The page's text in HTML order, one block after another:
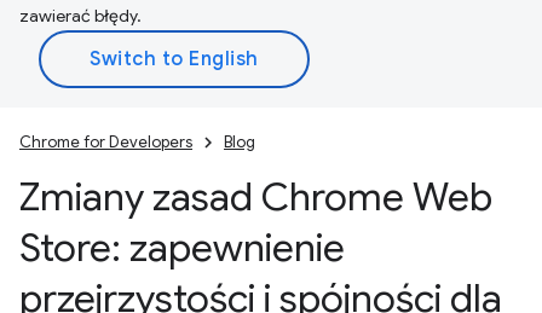
zawierać błędy.
Chrome for Developers Blog
Zmiany zasad Chrome Web
Store: zapewnienie
przejrzystości i spójności dla